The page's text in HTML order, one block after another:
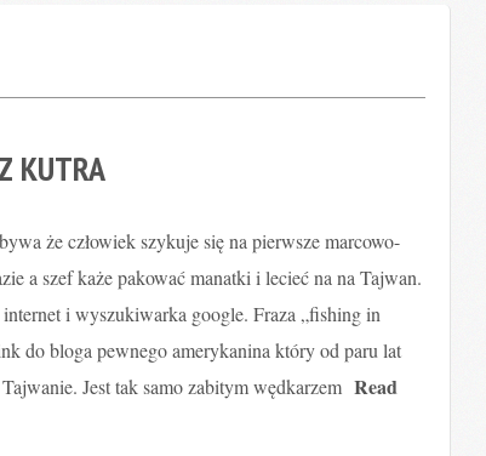
KUTRA
że człowiek szykuje się na pierwsze marcowo-
a szef każe pakować manatki i lecieć na na Tajwan.
i wyszukiwarka google. Fraza „fishing in
do bloga pewnego amerykanina który od paru lat
Jest tak samo zabitym wędkarzem Read